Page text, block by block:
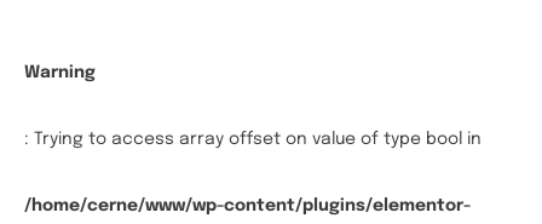
Warning
: Trying to access array offset on value of type bool in
/home/cerne/www/wp-content/plugins/elementor-